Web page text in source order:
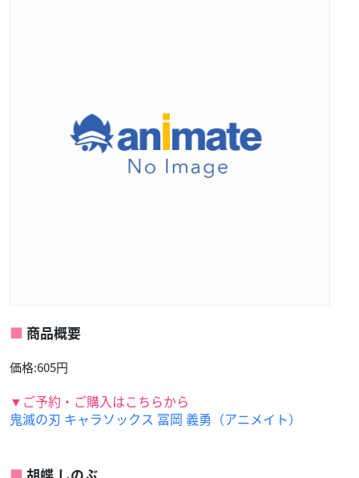
商品概要
価格:605円
▼ご予約・ご購入はこちらから
鬼滅の刃 キャラソックス 冨岡 義勇（アニメイト）
胡蝶 しのぶ